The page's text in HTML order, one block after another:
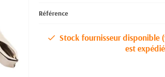
Référence
Stock fournisseur disponible
est